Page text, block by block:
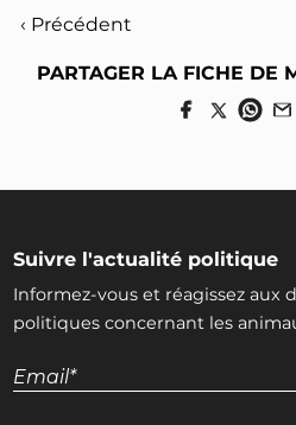
‹ Précédent
PARTAGER LA FICHE DE
Suivre l'actualité politique
Informez-vous et réagissez aux
politiques concernant les